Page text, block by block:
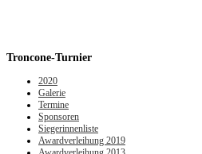
Troncone-Turnier
2020
Galerie
Termine
Sponsoren
Siegerinnenliste
Awardverleihung 2019